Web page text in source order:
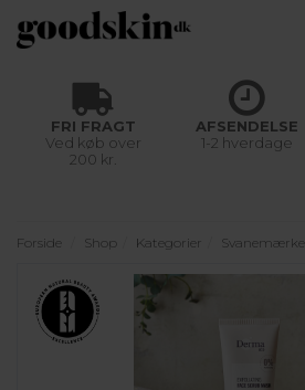
FRI FRAGT
Ved køb over
200 kr.
AFSENDELSE
1-2 hverdage
Forside Shop Kategorier